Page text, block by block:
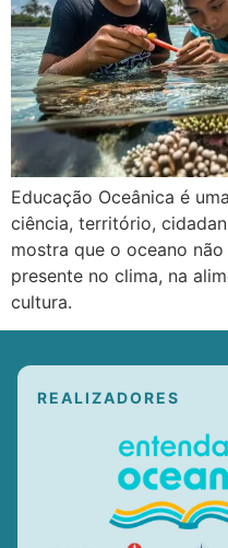
Educação Oceânica é
ciência, território,
mostra que o oceano
presente no clima, na
cultura.
REALIZADORES